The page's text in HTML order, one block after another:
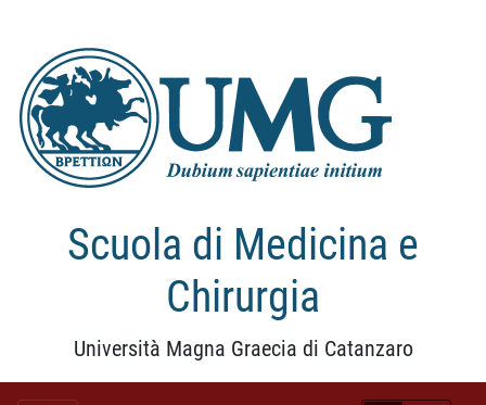
Scuola di Medicina e
Chirurgia
Università Magna Graecia di Catanzaro